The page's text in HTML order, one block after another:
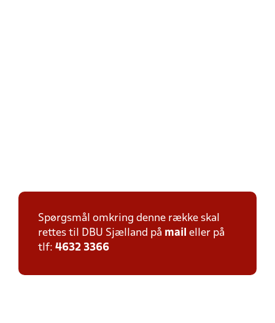
Spørgsmål omkring denne række skal
rettes til DBU Sjælland på mail eller på
tlf: 4632 3366